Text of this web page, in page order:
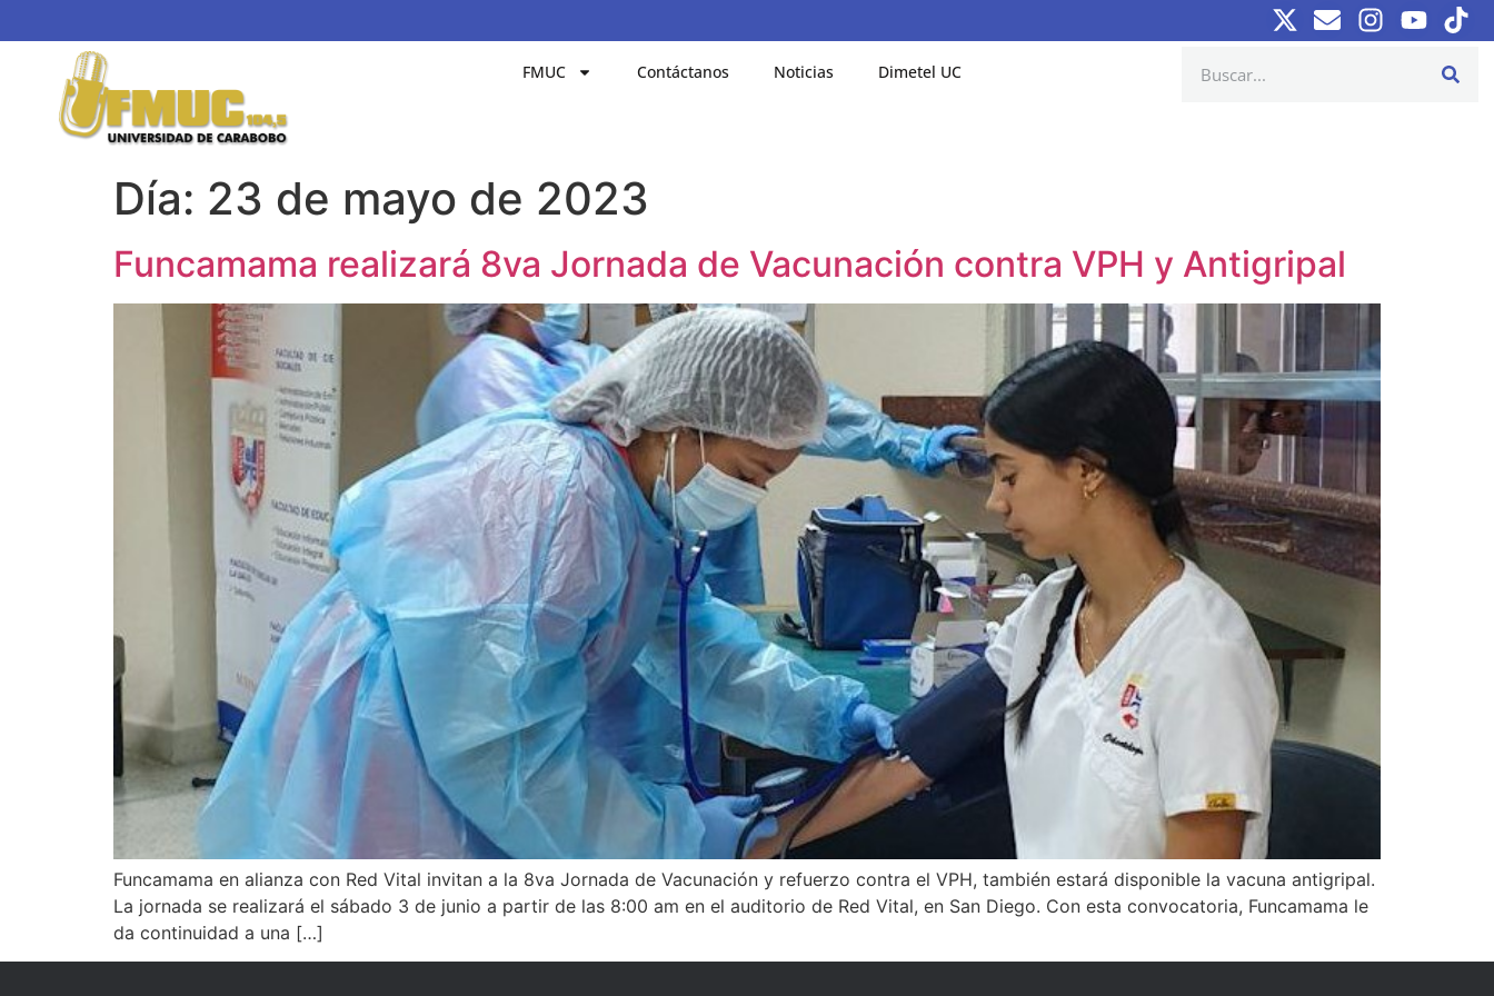
FMUC Contáctanos Noticias Dimetel UC
Día: 23 de mayo de 2023
Funcamama realizará 8va Jornada de Vacunación contra VPH y Antigripal
Funcamama en alianza con Red Vital invitan a la 8va Jornada de Vacunación y refuerzo contra el VPH, también estará disponible la vacuna antigripal.
La jornada se realizará el sábado 3 de junio a partir de las 8:00 am en el auditorio de Red Vital, en San Diego. Con esta convocatoria, Funcamama le
da continuidad a una […]